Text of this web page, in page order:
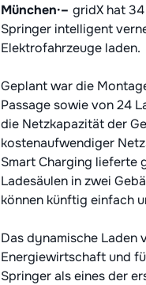
München·– gridX hat
Springer intelligent
Elektrofahrzeuge laden.
Geplant war die
Passage sowie von 24
die Netzkapazität der
kostenaufwendiger
Smart Charging lieferte
Ladesäulen in zwei
können künftig einfach
Das dynamische
Energiewirtschaft und
Springer als eines der